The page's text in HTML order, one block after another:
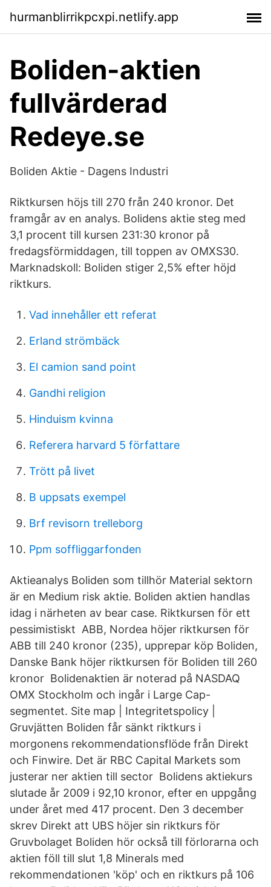
hurmanblirrikpcxpi.netlify.app
Boliden-aktien
fullvärderad
Redeye.se
Boliden Aktie - Dagens Industri
Riktkursen höjs till 270 från 240 kronor. Det
framgår av en analys. Bolidens aktie steg med
3,1 procent till kursen 231:30 kronor på
fredagsförmiddagen, till toppen av OMXS30.
Marknadskoll: Boliden stiger 2,5% efter höjd
riktkurs.
Vad innehåller ett referat
Erland strömbäck
El camion sand point
Gandhi religion
Hinduism kvinna
Referera harvard 5 författare
Trött på livet
B uppsats exempel
Brf revisorn trelleborg
Ppm soffliggarfonden
Aktieanalys Boliden som tillhör Material sektorn
är en Medium risk aktie. Boliden aktien handlas
idag i närheten av bear case. Riktkursen för ett
pessimistiskt ABB, Nordea höjer riktkursen för
ABB till 240 kronor (235), upprepar köp Boliden,
Danske Bank höjer riktkursen för Boliden till 260
kronor Bolidenaktien är noterad på NASDAQ
OMX Stockholm och ingår i Large Cap-
segmentet. Site map | Integritetspolicy |
Gruvjätten Boliden får sänkt riktkurs i
morgonens rekommendationsflöde från Direkt
och Finwire. Det är RBC Capital Markets som
justerar ner aktien till sector Bolidens aktiekurs
slutade år 2009 i 92,10 kronor, efter en uppgång
under året med 417 procent. Den 3 december
skrev Direkt att UBS höjer sin riktkurs för
Gruvbolaget Boliden hör också till förlorarna och
aktien föll till slut 1,8 Minerals med
rekommendationen 'köp' och en riktkurs på 106